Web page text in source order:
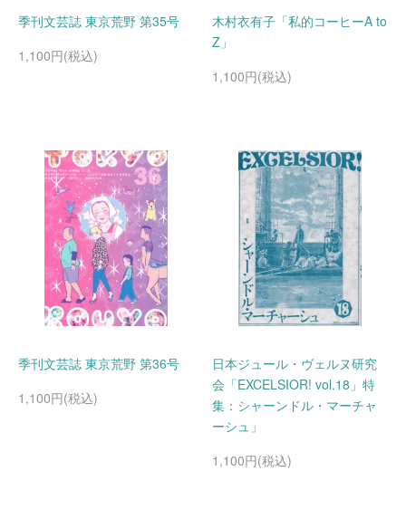
季刊文芸誌 東京荒野 第35号
1,100円(税込)
木村衣有子「私的コーヒーA to
Z」
1,100円(税込)
季刊文芸誌 東京荒野 第36号
1,100円(税込)
日本ジュール・ヴェルヌ研究
会「EXCELSIOR! vol.18」特
集：シャーンドル・マーチャ
ーシュ」
1,100円(税込)